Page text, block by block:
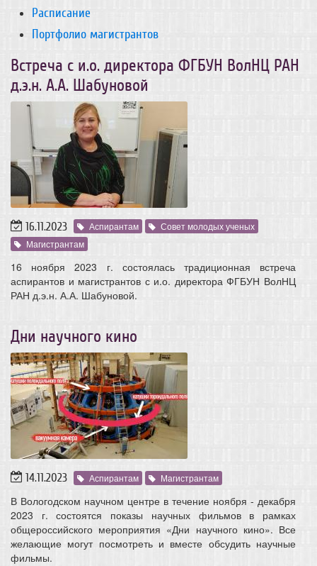
Расписание
Портфолио магистрантов
Встреча с и.о. директора ФГБУН ВолНЦ РАН
д.э.н. А.А. Шабуновой
16.11.2023 Аспирантам
Совет молодых ученых
Магистрантам
16 ноября 2023 г. состоялась традиционная встреча
аспирантов и магистрантов с и.о. директора ФГБУН ВолНЦ
РАН д.э.н. А.А. Шабуновой.
Дни научного кино
14.11.2023 Аспирантам Магистрантам
В Вологодском научном центре в течение ноября - декабря
2023 г. состоятся показы научных фильмов в рамках
общероссийского мероприятия «Дни научного кино». Все
желающие могут посмотреть и вместе обсудить научные
фильмы.